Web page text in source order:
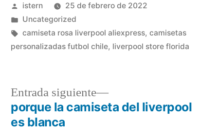
Publicado
por
istern
25 de febrero de 2022
Publicado
en
Uncategorized
Etiquetas:
camiseta rosa liverpool aliexpress, camisetas
personalizadas futbol chile, liverpool store florida
Navegación
Entrada siguiente
Entrada
siguiente:
porque la camiseta del liverpool
es blanca